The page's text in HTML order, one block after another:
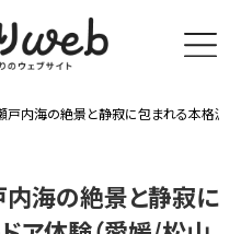
瀬戸内海の絶景と静寂に包まれる本格派
内海の絶景と静寂に